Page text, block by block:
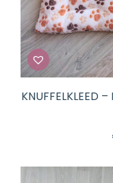
KNUFFELKLEED